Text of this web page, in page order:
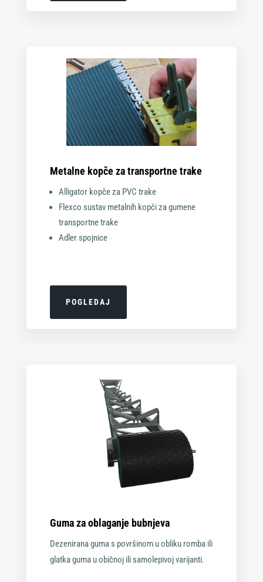
Metalne kopče za transportne trake
Alligator kopče za PVC trake
Flexco sustav metalnih kopči za gumene
transportne trake
Adler spojnice
POGLEDAJ
Guma za oblaganje bubnjeva
Dezenirana guma s površinom u obliku romba ili
glatka guma u običnoj ili samolepivoj varijanti.